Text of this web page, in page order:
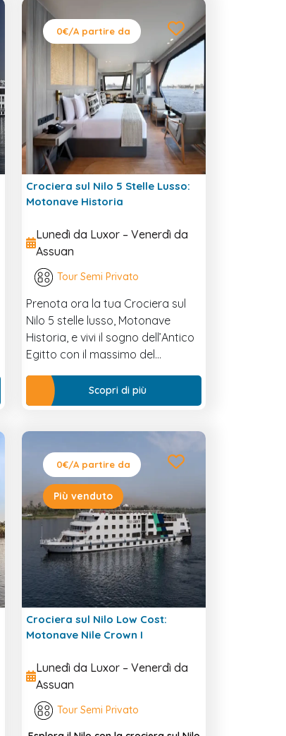
0€/A partire da
Crociera sul Nilo 5 Stelle Lusso:
Motonave Historia
Lunedì da Luxor – Venerdì da
Assuan
Tour Semi Privato
Prenota ora la tua Crociera sul
Nilo 5 stelle lusso, Motonave
Historia, e vivi il sogno dell’Antico
Egitto con il massimo del
Scopri di più
0€/A partire da
Più venduto
Crociera sul Nilo Low Cost:
Motonave Nile Crown I
Lunedì da Luxor – Venerdì da
Assuan
Tour Semi Privato